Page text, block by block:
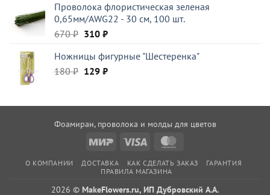
Проволока флористическая зеленая
0,65мм/AWG22 - 30 см, 100 шт.
670₽ Первоначальная
составляла
670 ₽.
310 ₽Текущая
310 ₽.
Ножницы фигурные "Шестеренка"
180₽ Первоначальная
180 ₽.
129 ₽Текущая
Фоамиран, проволока и молды для цветов
Mir
Visa
О КОМПАНИИ ДОСТАВКА КАК СДЕЛАТЬ ЗАКАЗ
ГАРАНТИЯ
ПРАВИЛА МАГАЗИНА
2026 © MakeFlowers.ru, ИП Дубровский А.А.